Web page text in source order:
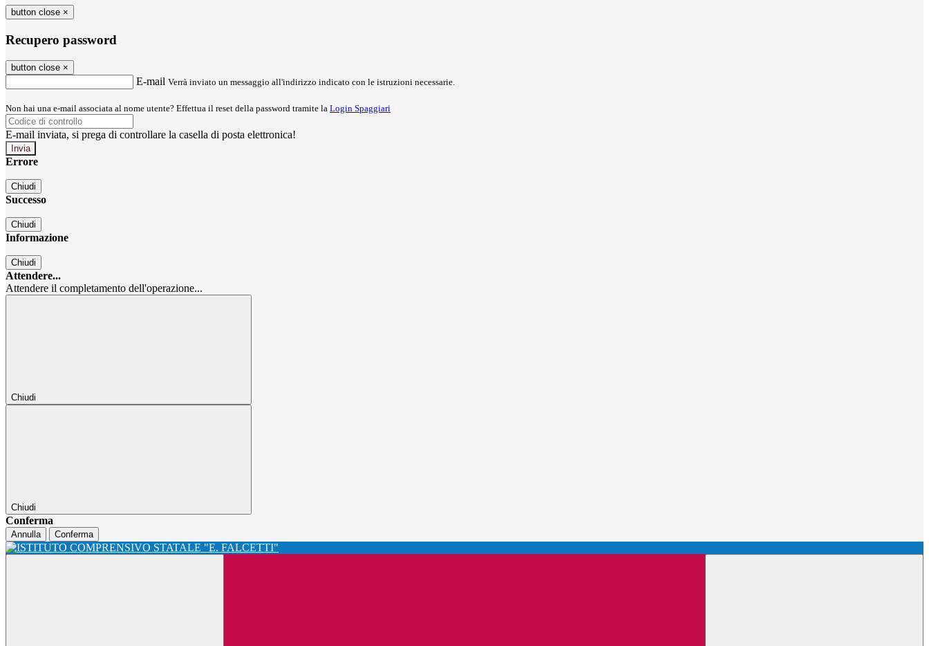
button close ×
Recupero password
button close ×
E-mail Verrà inviato un messaggio all'indirizzo indicato con le istruzioni necessarie.
Non hai una e-mail associata al nome utente? Effettua il reset della password tramite la Login Spaggiari
E-mail inviata, si prega di controllare la casella di posta elettronica!
Errore
Chiudi
Successo
Chiudi
Informazione
Chiudi
Attendere...
Attendere il completamento dell'operazione...
Chiudi
Chiudi
Conferma
Annulla Conferma